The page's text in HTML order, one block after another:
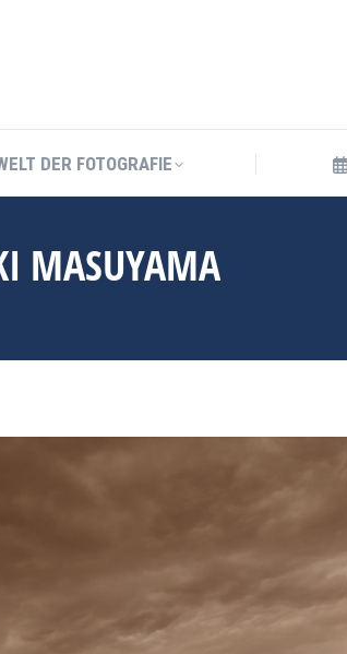
DER FOTOGRAFIE
MASUYAMA